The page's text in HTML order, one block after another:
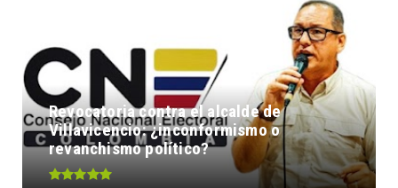
Revocatoria contra el alcalde de
Villavicencio: ¿inconformismo o
revanchismo político?